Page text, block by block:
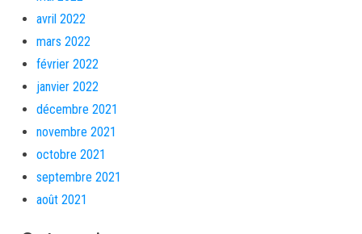
avril 2022
mars 2022
février 2022
janvier 2022
décembre 2021
novembre 2021
octobre 2021
septembre 2021
août 2021